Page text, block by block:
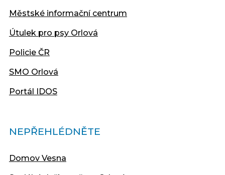
Městské informační centrum
Útulek pro psy Orlová
Policie ČR
SMO Orlová
Portál IDOS
NEPŘEHLÉDNĚTE
Domov Vesna